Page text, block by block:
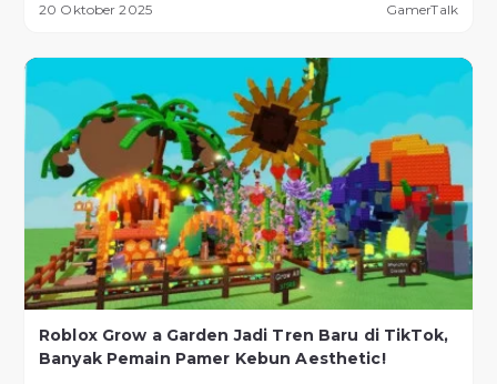
20 Oktober 2025 GamerTalk
Roblox Grow a Garden Jadi Tren Baru di TikTok,
Banyak Pemain Pamer Kebun Aesthetic!